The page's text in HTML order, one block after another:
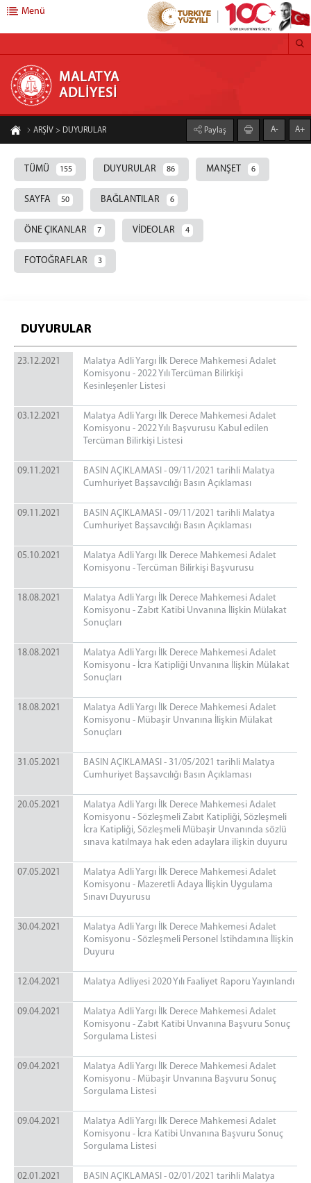
MALATYA ADLİYESİ
Anasayfa
Başsavcılık
Cumhuriyet Başsavcısı
Cumhuriyet Başsavcı Vekilleri
Savcılık Birimleri
Ceza Mahkemeleri
Adalet Komisyonu Başkanlığı
Mülhakatlar
Akçadağ Adliyesi
Arapgir Adliyesi
Darende Adliyesi
Doğanşehir Adliyesi
Hekimhan Adliyesi
Protokollerimiz
Malatya E Tipi Kapalı İnfaz Kurumu
Akçadağ T Tipi Kapalı ve Açık İnfaz Kurumu
İletişim
Uzlaştırma Bürosu
Faaliyetlerimiz
Menü
MALATYA
ADLİYESİ
ARŞİV > DUYURULAR Paylaş A- A+
TÜMÜ 155 DUYURULAR 86 MANŞET 6
SAYFA 50 BAĞLANTILAR 6
ÖNE ÇIKANLAR 7 VİDEOLAR 4
FOTOĞRAFLAR 3
DUYURULAR
23.12.2021
Malatya Adli Yargı İlk Derece Mahkemesi Adalet
Komisyonu - 2022 Yılı Tercüman Bilirkişi
Kesinleşenler Listesi
03.12.2021
Malatya Adli Yargı İlk Derece Mahkemesi Adalet
Komisyonu - 2022 Yılı Başvurusu Kabul edilen
Tercüman Bilirkişi Listesi
09.11.2021
BASIN AÇIKLAMASI - 09/11/2021 tarihli Malatya
Cumhuriyet Başsavcılığı Basın Açıklaması
09.11.2021
BASIN AÇIKLAMASI - 09/11/2021 tarihli Malatya
Cumhuriyet Başsavcılığı Basın Açıklaması
05.10.2021
Malatya Adli Yargı İlk Derece Mahkemesi Adalet
Komisyonu - Tercüman Bilirkişi Başvurusu
18.08.2021
Malatya Adli Yargı İlk Derece Mahkemesi Adalet
Komisyonu - Zabıt Katibi Unvanına İlişkin Mülakat
Sonuçları
18.08.2021
Malatya Adli Yargı İlk Derece Mahkemesi Adalet
Komisyonu - İcra Katipliği Unvanına İlişkin Mülakat
Sonuçları
18.08.2021
Malatya Adli Yargı İlk Derece Mahkemesi Adalet
Komisyonu - Mübaşir Unvanına İlişkin Mülakat
Sonuçları
31.05.2021
BASIN AÇIKLAMASI - 31/05/2021 tarihli Malatya
Cumhuriyet Başsavcılığı Basın Açıklaması
20.05.2021
Malatya Adli Yargı İlk Derece Mahkemesi Adalet
Komisyonu - Sözleşmeli Zabıt Katipliği, Sözleşmeli
İcra Katipliği, Sözleşmeli Mübaşir Unvanında sözlü
sınava katılmaya hak eden adaylara ilişkin duyuru
07.05.2021
Malatya Adli Yargı İlk Derece Mahkemesi Adalet
Komisyonu - Mazeretli Adaya İlişkin Uygulama
Sınavı Duyurusu
30.04.2021
Malatya Adli Yargı İlk Derece Mahkemesi Adalet
Komisyonu - Sözleşmeli Personel İstihdamına İlişkin
Duyuru
12.04.2021 Malatya Adliyesi 2020 Yılı Faaliyet Raporu Yayınlandı
09.04.2021
Malatya Adli Yargı İlk Derece Mahkemesi Adalet
Komisyonu - Zabıt Katibi Unvanına Başvuru Sonuç
Sorgulama Listesi
09.04.2021
Malatya Adli Yargı İlk Derece Mahkemesi Adalet
Komisyonu - Mübaşir Unvanına Başvuru Sonuç
Sorgulama Listesi
09.04.2021
Malatya Adli Yargı İlk Derece Mahkemesi Adalet
Komisyonu - İcra Katibi Unvanına Başvuru Sonuç
Sorgulama Listesi
02.01.2021
BASIN AÇIKLAMASI - 02/01/2021 tarihli Malatya